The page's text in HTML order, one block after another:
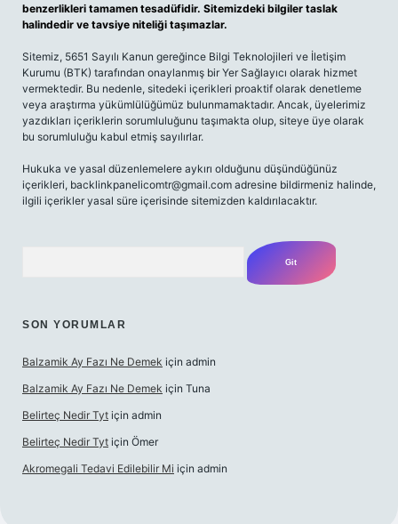
benzerlikleri tamamen tesadüfidir. Sitemizdeki bilgiler taslak
halindedir ve tavsiye niteliği taşımazlar.
Sitemiz, 5651 Sayılı Kanun gereğince Bilgi Teknolojileri ve İletişim
Kurumu (BTK) tarafından onaylanmış bir Yer Sağlayıcı olarak hizmet
vermektedir. Bu nedenle, sitedeki içerikleri proaktif olarak denetleme
veya araştırma yükümlülüğümüz bulunmamaktadır. Ancak, üyelerimiz
yazdıkları içeriklerin sorumluluğunu taşımakta olup, siteye üye olarak
bu sorumluluğu kabul etmiş sayılırlar.
Hukuka ve yasal düzenlemelere aykırı olduğunu düşündüğünüz
içerikleri, backlinkpanelicomtr@gmail.com adresine bildirmeniz halinde,
ilgili içerikler yasal süre içerisinde sitemizden kaldırılacaktır.
SON YORUMLAR
Balzamik Ay Fazı Ne Demek için admin
Balzamik Ay Fazı Ne Demek için Tuna
Belirteç Nedir Tyt için admin
Belirteç Nedir Tyt için Ömer
Akromegali Tedavi Edilebilir Mi için admin